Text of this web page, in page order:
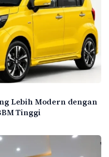
Lebih Modern dengan
Tinggi